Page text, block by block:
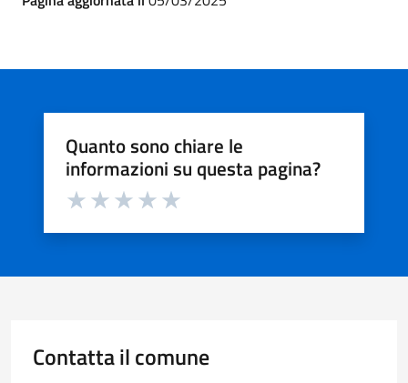
Quanto sono chiare le
informazioni su questa pagina?
Valuta da 1 a 5 stelle la pagina
Contatta il comune